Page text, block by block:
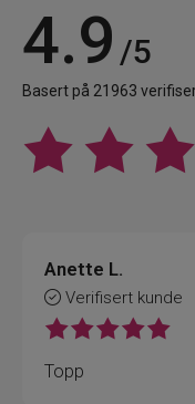
4.9 /5
Basert på 21963
Anette L.
Verifisert kunde
Topp